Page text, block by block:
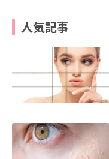
人気記事